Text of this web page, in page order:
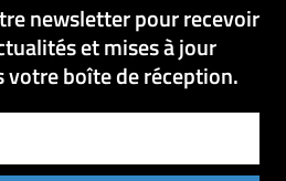
newsletter pour recevoir
et mises à jour
boîte de réception.